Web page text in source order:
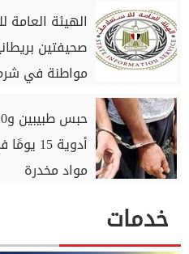
الهيئة العامة
صحيفتين
مواطنة في
أدوية
مواد مخدرة
خدمات